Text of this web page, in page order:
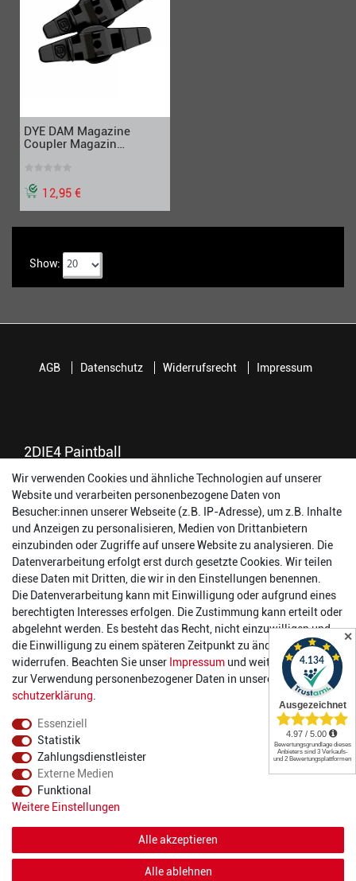
DYE DAM Magazine
Coupler Magazin
12,95 €
Show:
2DIE4 Paintball
56457 Westerburg
Reinhold-Ferger-Straße 26
order@2die4-sports.com
0 26 63/ 9 68 69 37
Öffnungszeiten
Montag:
14:00 - 17:00 Uhr
Dienstag:
14:00 - 17:00 Uhr
Mittwoch:
14:00 - 17:00 Uhr
Donnerstag:
14:00 - 17:00 Uhr
Freitag:
14:00 - 19:00 Uhr
Samstag:
10:00 - 17:00 Uhr
AGB Datenschutz Widerrufsrecht Impressum
Wir verwenden Cookies und ähnliche Technologien auf unserer
Website und verarbeiten personenbezogene Daten von
Besucher:innen unserer Webseite (z.B. IP-Adresse), um z.B. Inhalte
und Anzeigen zu personalisieren, Medien von Drittanbietern
einzubinden oder Zugriffe auf unsere Website zu analysieren. Die
Datenverarbeitung erfolgt erst durch gesetzte Cookies. Wir teilen
diese Daten mit Dritten, die wir in den Einstellungen benennen.
Die Datenverarbeitung kann mit Einwilligung oder aufgrund eines
berechtigten Interesses erfolgen. Die Zustimmung kann erteilt oder
abgelehnt werden. Es besteht das Recht, nicht einzuwilligen und
die Einwilligung zu einem späteren Zeitpunkt zu ändern oder zu
widerrufen. Beachten Sie unser Impressum und weitere Hinweise
zur Verwendung personenbezogener Daten in unserer
Daten­
schutz­erklärung
Essenziell
Statistik
Zahlungsdienstleister
Externe Medien
Funktional
Weitere Einstellungen
Alle akzeptieren
Alle ablehnen
✕